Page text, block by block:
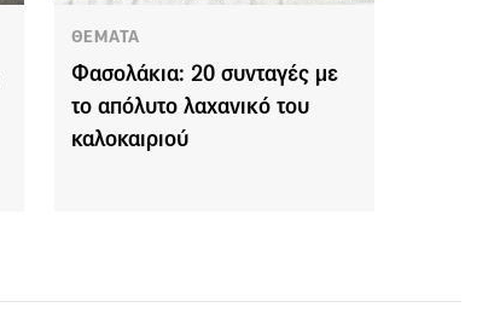
ΘΕΜΑΤΑ
Φασολάκια: 20 συνταγές με
το απόλυτο λαχανικό του
καλοκαιριού